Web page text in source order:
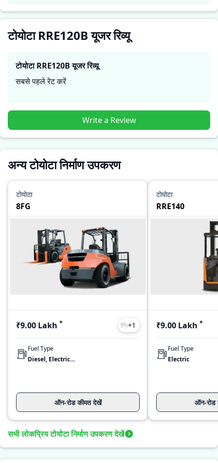
टोयोटा RRE120B यूजर रिव्यू
टोयोटा RRE120B यूजर रिव्यू
सबसे पहले रेट करें
Write a Review
अन्य टोयोटा निर्माण उपकरण
टोयोटा
8FG
₹9.00 Lakh * +1
Fuel Type
Diesel, Electric, LPG
ऑन-रोड कीमत देखें
टोयोटा
RRE140
₹9.00 Lakh *
Fuel Type
Electric
ऑन-रोड
सभी लोकप्रिय टोयोटा निर्माण उपकरण देखें